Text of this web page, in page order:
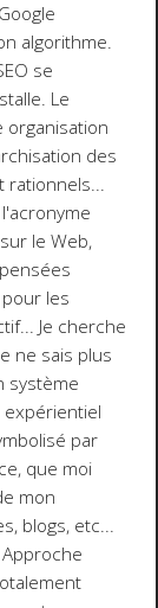
algorithme.
se
Le
organisation
des
rationnels...
le Web,
les
Je cherche
ne sais plus
système
par
que moi
mon
blogs, etc...